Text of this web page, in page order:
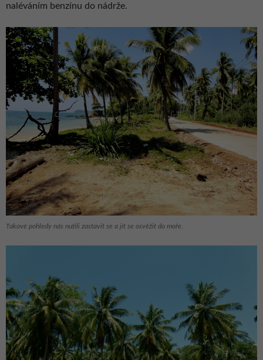
naléváním benzínu do nádrže.
Takové pohledy nás nutili zastavit se a jít se osvěžit do moře.